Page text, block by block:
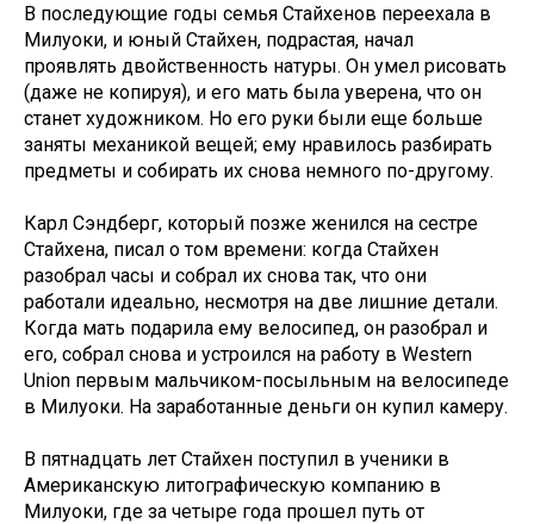
В последующие годы семья Стайхенов переехала в
Милуоки, и юный Стайхен, подрастая, начал
проявлять двойственность натуры. Он умел рисовать
(даже не копируя), и его мать была уверена, что он
станет художником. Но его руки были еще больше
заняты механикой вещей; ему нравилось разбирать
предметы и собирать их снова немного по-другому.
Карл Сэндберг, который позже женился на сестре
Стайхена, писал о том времени: когда Стайхен
разобрал часы и собрал их снова так, что они
работали идеально, несмотря на две лишние детали.
Когда мать подарила ему велосипед, он разобрал и
его, собрал снова и устроился на работу в Western
Union первым мальчиком-посыльным на велосипеде
в Милуоки. На заработанные деньги он купил камеру.
В пятнадцать лет Стайхен поступил в ученики в
Американскую литографическую компанию в
Милуоки, где за четыре года прошел путь от